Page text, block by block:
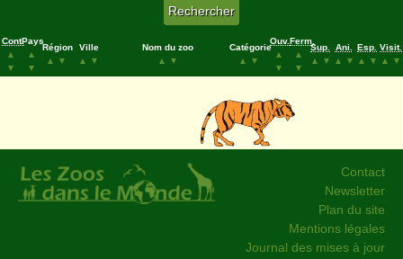
Cont.
▲
▼
Pays
▲
▼
Région
▲
▼
Ville
▲
▼
Nom du zoo
▲
▼
Catégorie
▲
▼
Ouv.
▲
▼
Ferm.
▲
▼
Sup.
▲
▼
Ani.
▲
▼
Esp.
▲
▼
Visit.
▲
▼
Contact
Newsletter
Plan du site
Mentions légales
Journal des mises à jour